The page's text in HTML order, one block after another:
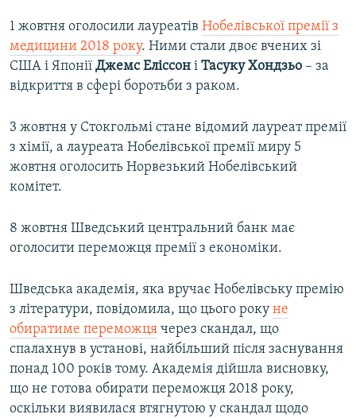
1 жовтня оголосили лауреатів Нобелівської премії з
медицини 2018 року. Ними стали двоє вчених зі
США і Японії Джемс Еліссон і Тасуку Хондзьо – за
відкриття в сфері боротьби з раком.
3 жовтня у Стокгольмі стане відомий лауреат премії
з хімії, а лауреата Нобелівської премії миру 5
жовтня оголосить Норвезький Нобелівський
комітет.
8 жовтня Шведський центральний банк має
оголосити переможця премії з економіки.
Шведська академія, яка вручає Нобелівську премію
з літератури, повідомила, що цього року не
обиратиме переможця через скандал, що
спалахнув в установі, найбільший після заснування
понад 100 років тому. Академія дійшла висновку,
що не готова обирати переможця 2018 року,
оскільки виявилася втягнутою у скандал щодо